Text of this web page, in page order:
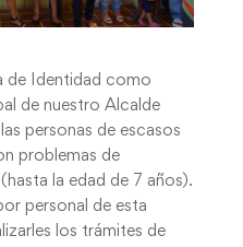
de Identidad como
de nuestro Alcalde
personas de escasos
problemas de
la edad de 7 años).
personal de esta
los trámites de